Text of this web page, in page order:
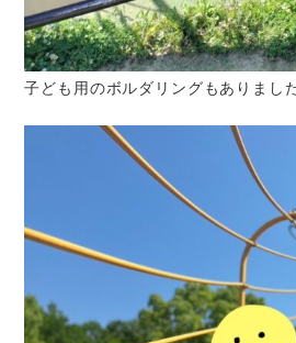
子ども用のボルダリングもありました